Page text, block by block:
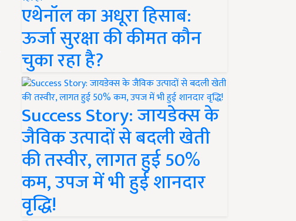
एथेनॉल का अधूरा हिसाब:
ऊर्जा सुरक्षा की कीमत कौन
चुका रहा है?
Success Story: जायडेक्स के
जैविक उत्पादों से बदली खेती
की तस्वीर, लागत हुई 50%
कम, उपज में भी हुई शानदार
वृद्धि!